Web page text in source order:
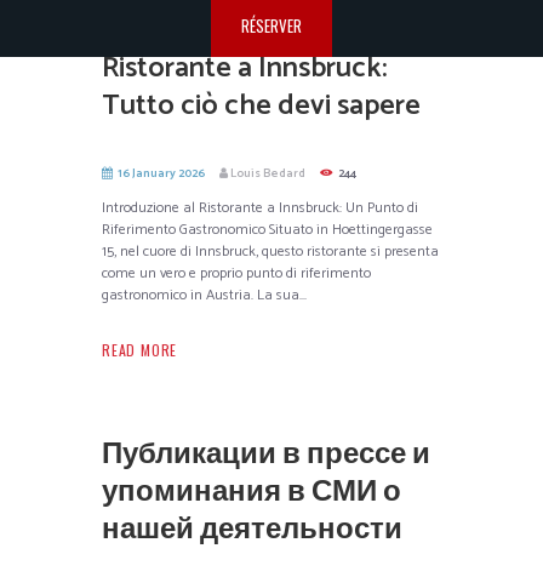
RÉSERVER
Ristorante a Innsbruck:
Tutto ciò che devi sapere
16 January 2026 Louis Bedard 244
Introduzione al Ristorante a Innsbruck: Un Punto di
Riferimento Gastronomico Situato in Hoettingergasse
15, nel cuore di Innsbruck, questo ristorante si presenta
come un vero e proprio punto di riferimento
gastronomico in Austria. La sua...
READ MORE
Публикации в прессе и
упоминания в СМИ о
нашей деятельности